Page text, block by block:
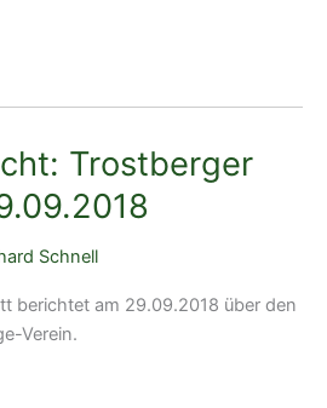
Trostberger
Schnell
berichtet am 29.09.2018 über den
Verein.